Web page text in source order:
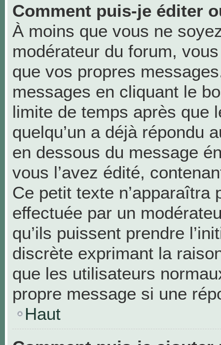
Comment puis-je éditer
À moins que vous ne
modérateur du forum,
que vos propres
messages en cliquant le
limite de temps après que
quelqu’un a déjà répondu
en dessous du message
vous l’avez édité,
Ce petit texte n’apparaîtra
effectuée par un
qu’ils puissent prendre
discrète exprimant la
que les utilisateurs
propre message si une
Haut